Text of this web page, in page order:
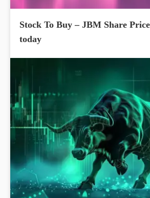
Stock To Buy – JBM Share
today